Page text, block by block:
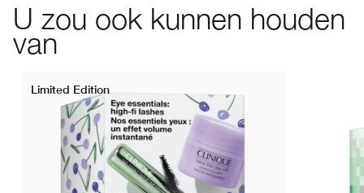
U zou ook kunnen houden
van
Limited Edition